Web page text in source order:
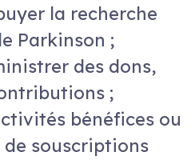
la recherche
Parkinson ;
des dons,
;
bénéfices ou
souscriptions